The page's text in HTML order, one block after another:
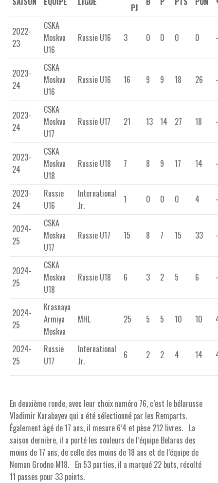
PJ
2022-
23
CSKA
Moskva
U16
Russie U16 3 0 0 0 0
2023-
24
CSKA
Moskva
U16
Russie U16 16 9 9 18 26
2023-
24
CSKA
Moskva
U17
Russie U17 21 13 14 27 18
2023-
24
CSKA
Moskva
U18
Russie U18 7 8 9 17 14
2023-
24
Russie
U16
International
Jr.
1 0 0 0 4
2024-
25
CSKA
Moskva
U17
Russie U17 15 8 7 15 33
2024-
25
CSKA
Moskva
U18
Russie U18 6 3 2 5 6
2024-
25
Krasnaya
Armiya
Moskva
MHL 25 5 5 10 10
2024-
25
Russie
U17
International
Jr.
6 2 2 4 14
En deuxième ronde, avec leur choix numéro 76, c’est le bélarusse
Vladimir Karabayev qui a été sélectionné par les Remparts.
Également âgé de 17 ans, il mesure 6’4 et pèse 212 livres. La
saison dernière, il a porté les couleurs de l’équipe Belarus des
moins de 17 ans, de celle des moins de 18 ans et de l’équipe de
Neman Grodno M18. En 53 parties, il a marqué 22 buts, récolté
11 passes pour 33 points.